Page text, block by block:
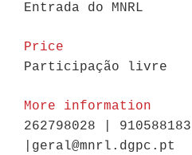
Entrada do MNRL
Price
Participação livre
More information
262798028 | 910588183
|geral@mnrl.dgpc.pt